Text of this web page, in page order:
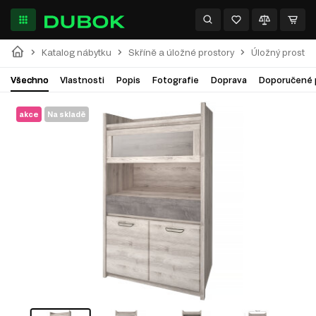
Katalog nábytku Skříně a úložné prostory Úložný prostor
Všechno Vlastnosti Popis Fotografie Doprava Doporučené
akce Na skladě